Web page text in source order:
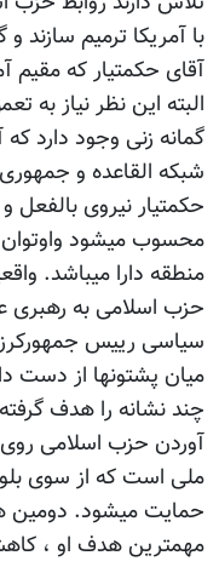
با آمریکا ترمیم سازند
آقای حکمتیار که مقیم
البته این نظر نیاز به
گمانه زنی وجود دارد که
شبکه القاعده و
حکمتیار نیروی بالفعل
محسوب میشود واوتوان
منطقه دارا میباشد.
حزب اسلامی به رهبری
سیاسی رییس
میان پشتونها از دست
چند نشانه را هدف
آوردن حزب اسلامی
ملی است که از سوی
حمایت میشود. دومین
مهمترین هدف او ،